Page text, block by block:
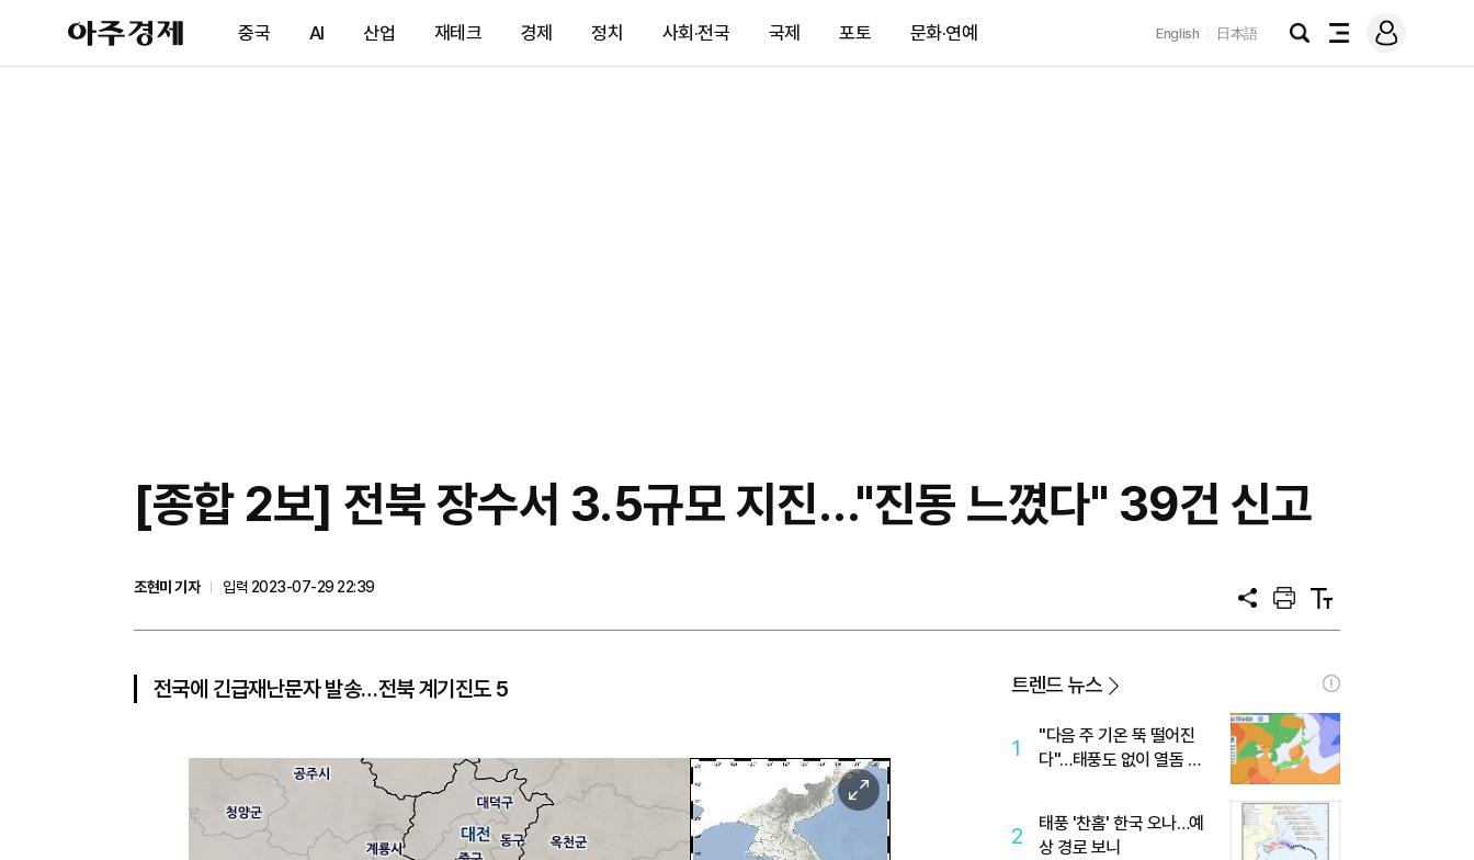
아
주
제
중국 AI 산업 재테크 경제 정치 사회·전국 국제 포토 문화·연예 English 日本語
검
전
메
그
[종합 2보] 전북 장수서 3.5규모 지진…"진동 느꼈다" 39건 신고
조현미 기자
입력 2023-07-29 22:39
공
프
트
텍
트
전국에 긴급재난문자 발송…전북 계기진도 5
이
미
트렌드 뉴스
1
"다음 주 기온 뚝 떨어진
다"…태풍도 없이 열돔 박
2
태풍 '찬홈' 한국 오나…예
상 경로 보니